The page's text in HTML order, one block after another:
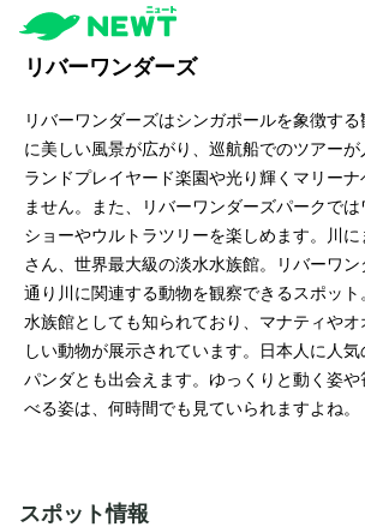
リバーワンダーズ
リバーワンダーズはシンガポールを象徴す
に美しい風景が広がり、巡航船でのツアー
ランドプレイヤード楽園や光り輝くマリー
ません。また、リバーワンダーズパークで
ショーやウルトラツリーを楽しめます。川に
さん、世界最大級の淡水水族館。リバーワ
通り川に関連する動物を観察できるスポッ
水族館としても知られており、マナティや
しい動物が展示されています。日本人に人
パンダとも出会えます。ゆっくりと動く姿
べる姿は、何時間でも見ていられますよね。
スポット情報